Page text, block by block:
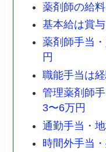
薬剤師の給
基本給は賞
薬剤師手当
円
職能手当は
管理薬剤師
3〜6万円
通勤手当・
時間外手当